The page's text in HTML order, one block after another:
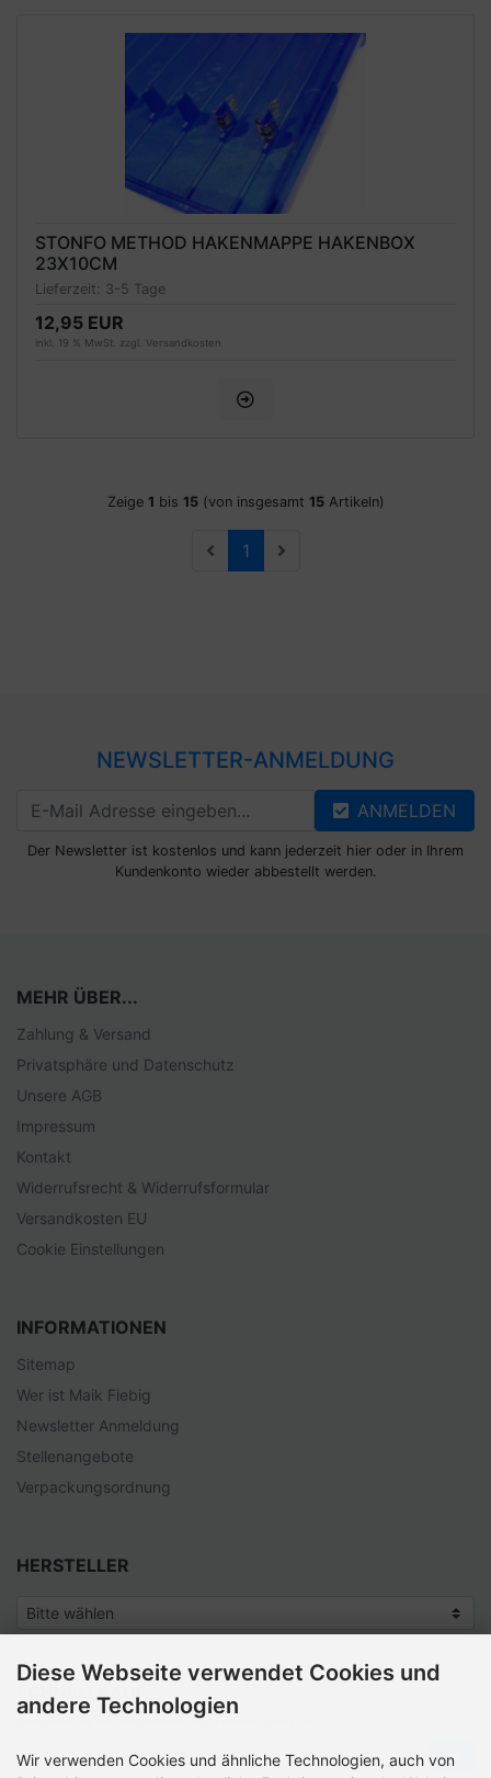
STONFO METHOD HAKENMAPPE HAKENBOX
23X10CM
Lieferzeit: 3-5 Tage
12,95 EUR
inkl. 19 % MwSt. zzgl. Versandkosten
Zeige 1 bis 15(von insgesamt 15Artikeln)
1
NEWSLETTER-ANMELDUNG
ANMELDEN
Der Newsletter ist kostenlos und kann jederzeit hier oder in Ihrem
Kundenkonto wieder abbestellt werden.
MEHR ÜBER...
Zahlung & Versand
Privatsphäre und Datenschutz
Unsere AGB
Impressum
Kontakt
Widerrufsrecht & Widerrufsformular
Versandkosten EU
Cookie Einstellungen
INFORMATIONEN
Sitemap
Wer ist Maik Fiebig
Newsletter Anmeldung
Stellenangebote
Verpackungsordnung
HERSTELLER
SCHNELLKAUF
Bitte geben Sie die Artikelnummer aus unserem Katalog ein.
Diese Webseite verwendet Cookies und
andere Technologien
Wir verwenden Cookies und ähnliche Technologien, auch von